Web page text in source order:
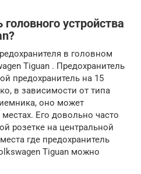
устройства
в головном
Tiguan . Предохранитель
предохранитель на 15
в зависимости от типа
оно может
Его довольно часто
розетке на центральной
где предохранитель
Tiguan можно